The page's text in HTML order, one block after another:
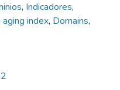
, Indicadores,
index, Domains,